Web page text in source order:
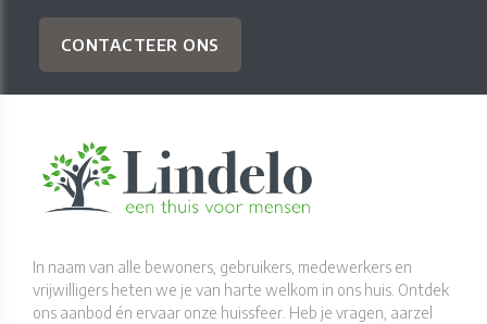
CONTACTEER ONS
In naam van alle bewoners, gebruikers, medewerkers en
vrijwilligers heten we je van harte welkom in ons huis. Ontdek
ons aanbod én ervaar onze huissfeer. Heb je vragen, aarzel